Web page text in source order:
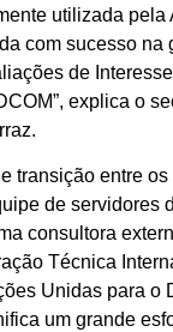
utilizada pela
com sucesso na
de
explica o
transição entre
de servidores
consultora
Técnica
Unidas para o
um grande